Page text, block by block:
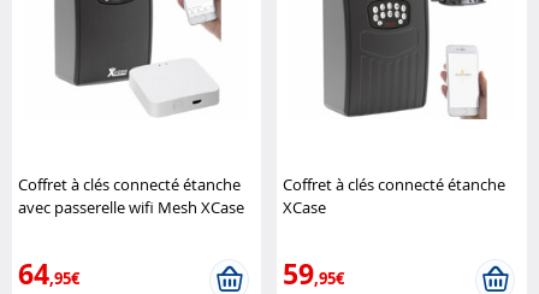
Coffret à clés connecté étanche
avec passerelle wifi Mesh XCase
64,95€
Coffret à clés connecté étanche
XCase
59,95€